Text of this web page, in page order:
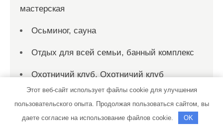
мастерская
Осьминог, сауна
Отдых для всей семьи, банный комплекс
Охотничий клуб, Охотничий клуб
Панорама, сауна
Пахра, баня
Этот веб-сайт использует файлы cookie для улучшения
пользовательского опыта. Продолжая пользоваться сайтом, вы
даете согласие на использование файлов cookie.
OK